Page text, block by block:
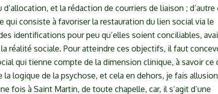
d’allocation, et la rédaction de courriers de liaison ; d’autre
qui consiste à favoriser la restauration du lien social via le
identifications pour peu qu’elles soient conciliables,
réalité sociale. Pour atteindre ces objectifs, il faut
qui tienne compte de la dimension clinique, à savoir ce
la logique de la psychose, et cela en dehors, je fais allusion
fois à Saint Martin, de toute chapelle, car, il s’agit d’une